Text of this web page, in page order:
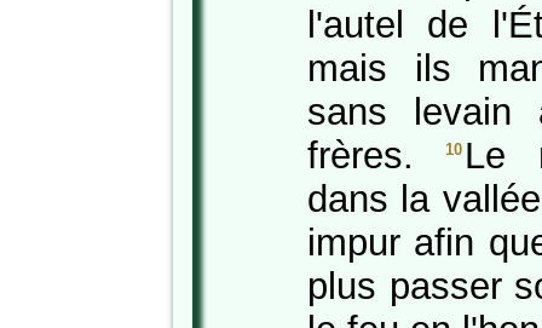
l'autel de
mais ils
sans levain
frères.10 Le
dans la
impur afin
plus passer